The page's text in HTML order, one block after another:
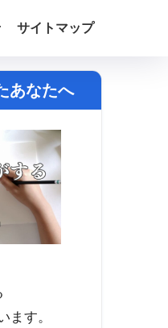
サイトマップ
あなたへ
ます。